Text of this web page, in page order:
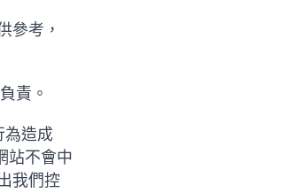
參考，
責。
為造成
站不會中
我們控